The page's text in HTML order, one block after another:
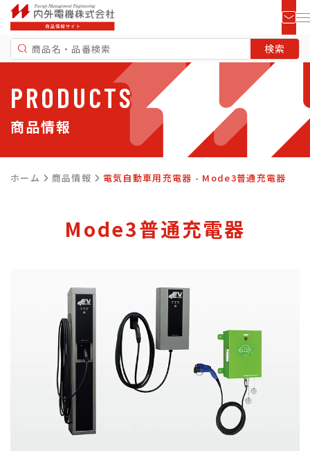
PRODUCTS
商品情報
ホーム 商品情報 電気自動車用充電器 - Mode3普通充電器
Mode3普通充電器